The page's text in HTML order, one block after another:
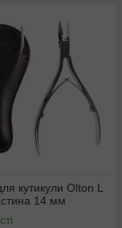
кутикули Olton L
14 мм